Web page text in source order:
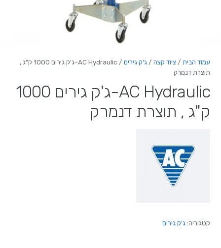
עמוד הבית / ציוד קצה /ג'ק גירים
/ AC Hydraulic-ג'ק גירים 1000 ק"ג ,
תוצרת דנמרק
AC Hydraulic-ג'ק גירים 1000
ק"ג , תוצרת דנמרק
קטגוריה:ג'ק גירים